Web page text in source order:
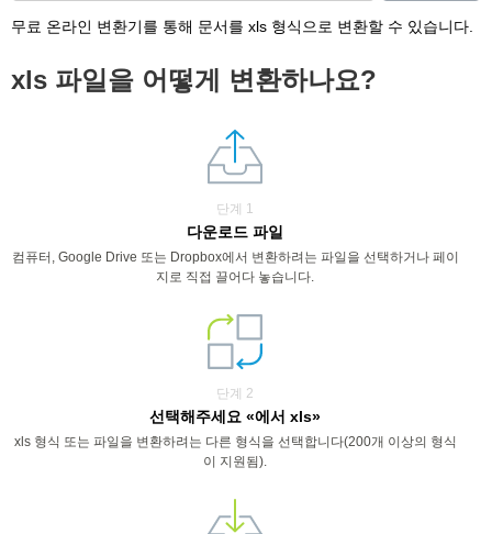
무료 온라인 변환기를 통해 문서를 xls 형식으로 변환할 수 있습니다.
xls 파일을 어떻게 변환하나요?
단계 1
다운로드 파일
컴퓨터, Google Drive 또는 Dropbox에서 변환하려는 파일을 선택하거나 페이
지로 직접 끌어다 놓습니다.
단계 2
선택해주세요 «에서 xls»
xls 형식 또는 파일을 변환하려는 다른 형식을 선택합니다(200개 이상의 형식
이 지원됨).